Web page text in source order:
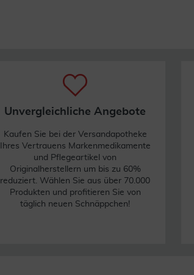
Unvergleichliche Angebote
Kaufen Sie bei der Versandapotheke
Ihres Vertrauens Markenmedikamente
und Pflegeartikel von
Originalherstellern um bis zu 60%
reduziert. Wählen Sie aus über 70.000
Produkten und profitieren Sie von
täglich neuen Schnäppchen!